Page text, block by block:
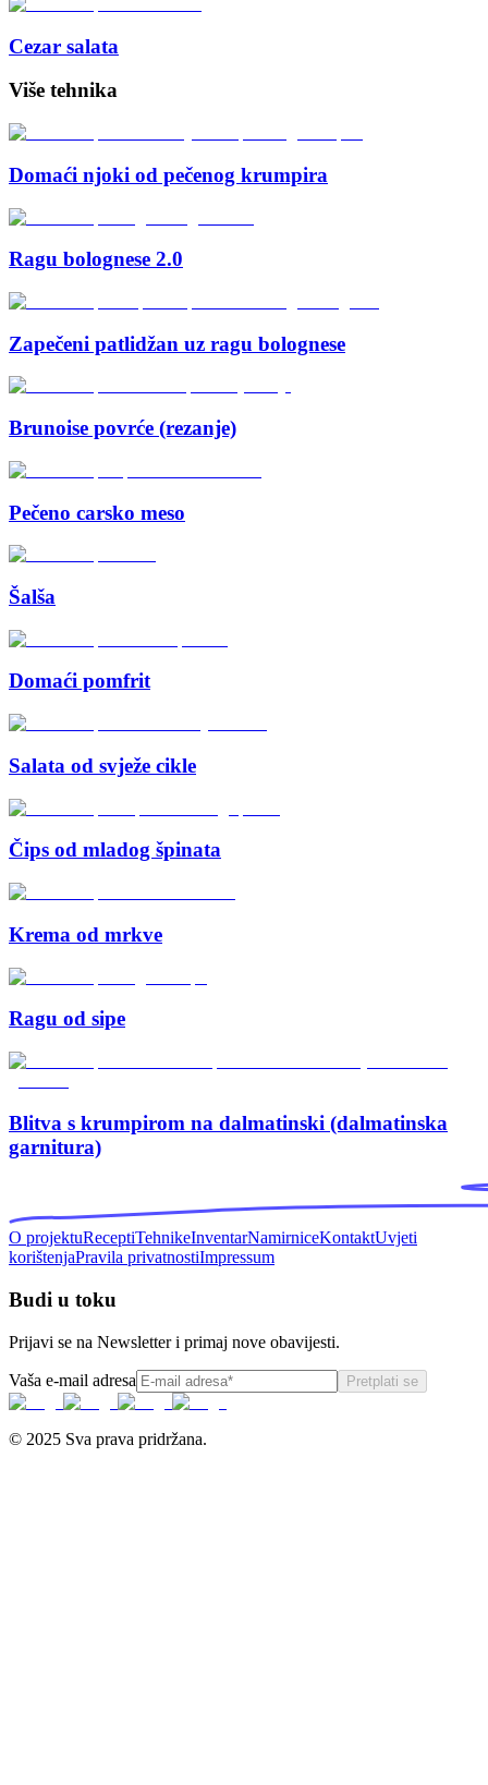
Cezar salata
Više tehnika
Domaći njoki od pečenog krumpira
Ragu bolognese 2.0
Zapečeni patlidžan uz ragu bolognese
Brunoise povrće (rezanje)
Pečeno carsko meso
Šalša
Domaći pomfrit
Salata od svježe cikle
Čips od mladog špinata
Krema od mrkve
Ragu od sipe
Blitva s krumpirom na dalmatinski (dalmatinska
garnitura)
O projektuReceptiTehnikeInventarNamirniceKontaktUvjeti
korištenjaPravila privatnostiImpressum
Budi u toku
Prijavi se na Newsletter i primaj nove obavijesti.
Vaša e-mail adresa Pretplati se
© 2025 Sva prava pridržana.